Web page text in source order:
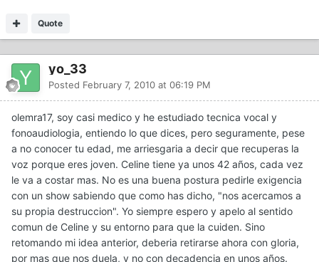
Quote
yo_33
Posted February 7, 2010 at 06:19 PM
olemra17, soy casi medico y he estudiado tecnica vocal y
fonoaudiologia, entiendo lo que dices, pero seguramente, pese
a no conocer tu edad, me arriesgaria a decir que recuperas la
voz porque eres joven. Celine tiene ya unos 42 años, cada vez
le va a costar mas. No es una buena postura pedirle exigencia
con un show sabiendo que como has dicho, "nos acercamos a
su propia destruccion". Yo siempre espero y apelo al sentido
comun de Celine y su entorno para que la cuiden. Sino
retomando mi idea anterior, deberia retirarse ahora con gloria,
por mas que nos duela, y no con decadencia en unos años.